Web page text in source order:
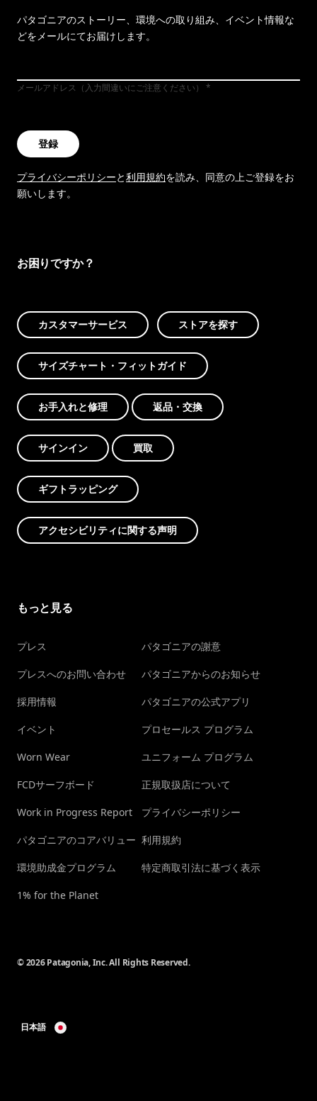
パタゴニアのストーリー、環境への取り組み、イベント情報な
どをメールにてお届けします。
メールアドレス（入力間違いにご注意ください）
登録
プライバシーポリシーと利用規約を読み、同意の上ご登録をお
願いします。
お困りですか？
カスタマーサービス ストアを探す
サイズチャート・フィットガイド
お手入れと修理 返品・交換
サインイン 買取
ギフトラッピング
アクセシビリティに関する声明
もっと見る
プレス
プレスへのお問い合わせ
採用情報
イベント
Worn Wear
FCDサーフボード
Work in Progress Report
パタゴニアのコアバリュー
環境助成金プログラム
1% for the Planet
パタゴニアの謝意
パタゴニアからのお知らせ
パタゴニアの公式アプリ
プロセールス プログラム
ユニフォーム プログラム
正規取扱店について
プライバシーポリシー
利用規約
特定商取引法に基づく表示
© 2026 Patagonia, Inc. All Rights Reserved.
日本語